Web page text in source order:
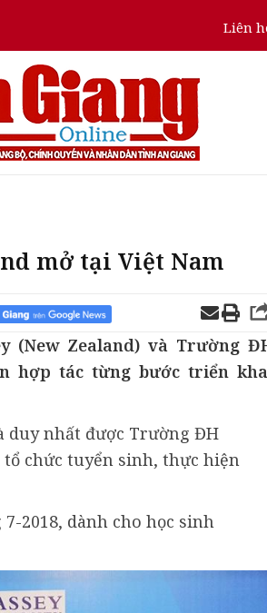
Liên
mở tại Việt Nam
(New Zealand) và Trường
hợp tác từng bước triển
duy nhất được Trường ĐH
chức tuyển sinh, thực hiện
2018, dành cho học sinh